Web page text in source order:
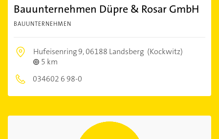
Bauunternehmen Düpre & Rosar GmbH
BAUUNTERNEHMEN
Hufeisenring 9,06188 Landsberg (Kockwitz)
5 km
034602 6 98-0